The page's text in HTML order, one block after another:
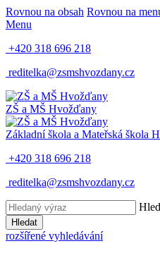
Rovnou na obsah Rovnou na
Menu
+420 318 696 218
reditelka@zsmshvozdany.cz
ZŠ a MŠ Hvožďany
Základní škola a Mateřská škola
+420 318 696 218
reditelka@zsmshvozdany.cz
Hledat
rozšířené vyhledávání